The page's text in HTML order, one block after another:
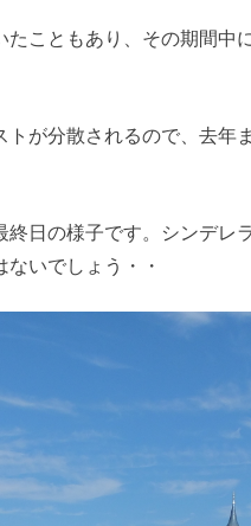
こともあり、その期間中
が分散されるので、去年
日の様子です。シンデレ
いでしょう・・